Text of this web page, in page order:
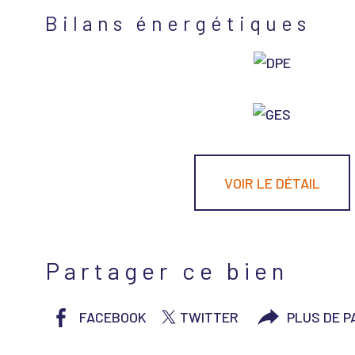
Bilans énergétiques
VOIR LE DÉTAIL
Partager ce bien
FACEBOOK TWITTER PLUS DE